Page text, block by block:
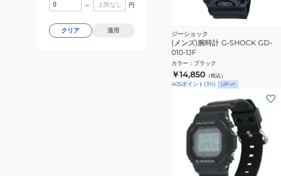
ジーショック
(メンズ)腕時計 G‐SHOCK GD-
010-1JF
カラー ： ブラック
￥14,850 （税込）
405ポイント (3%) UP
～ 円
クリア 適用